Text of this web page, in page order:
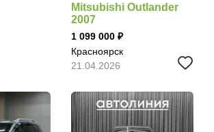
Mitsubishi Outlander
2007
1 099 000
Красноярск
21.04.2026